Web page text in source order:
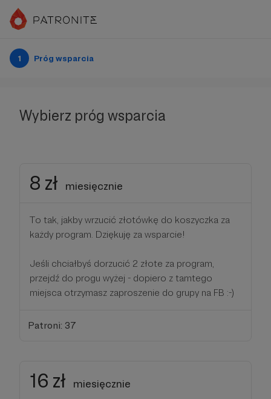
1 Próg wsparcia
Wybierz próg wsparcia
8 zł miesięcznie
To tak, jakby wrzucić złotówkę do koszyczka za
każdy program. Dziękuję za wsparcie!
Jeśli chciałbyś dorzucić 2 złote za program,
przejdź do progu wyżej - dopiero z tamtego
miejsca otrzymasz zaproszenie do grupy na FB :-)
Patroni: 37
16 zł miesięcznie